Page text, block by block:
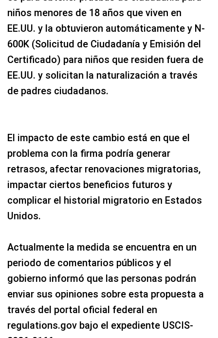
niños menores de 18 años que viven en
EE.UU. y la obtuvieron automáticamente y N-
600K (Solicitud de Ciudadanía y Emisión del
Certificado) para niños que residen fuera de
EE.UU. y solicitan la naturalización a través
de padres ciudadanos.
El impacto de este cambio está en que el
problema con la firma podría generar
retrasos, afectar renovaciones migratorias,
impactar ciertos beneficios futuros y
complicar el historial migratorio en Estados
Unidos.
Actualmente la medida se encuentra en un
periodo de comentarios públicos y el
gobierno informó que las personas podrán
enviar sus opiniones sobre esta propuesta a
través del portal oficial federal en
regulations.gov bajo el expediente USCIS-